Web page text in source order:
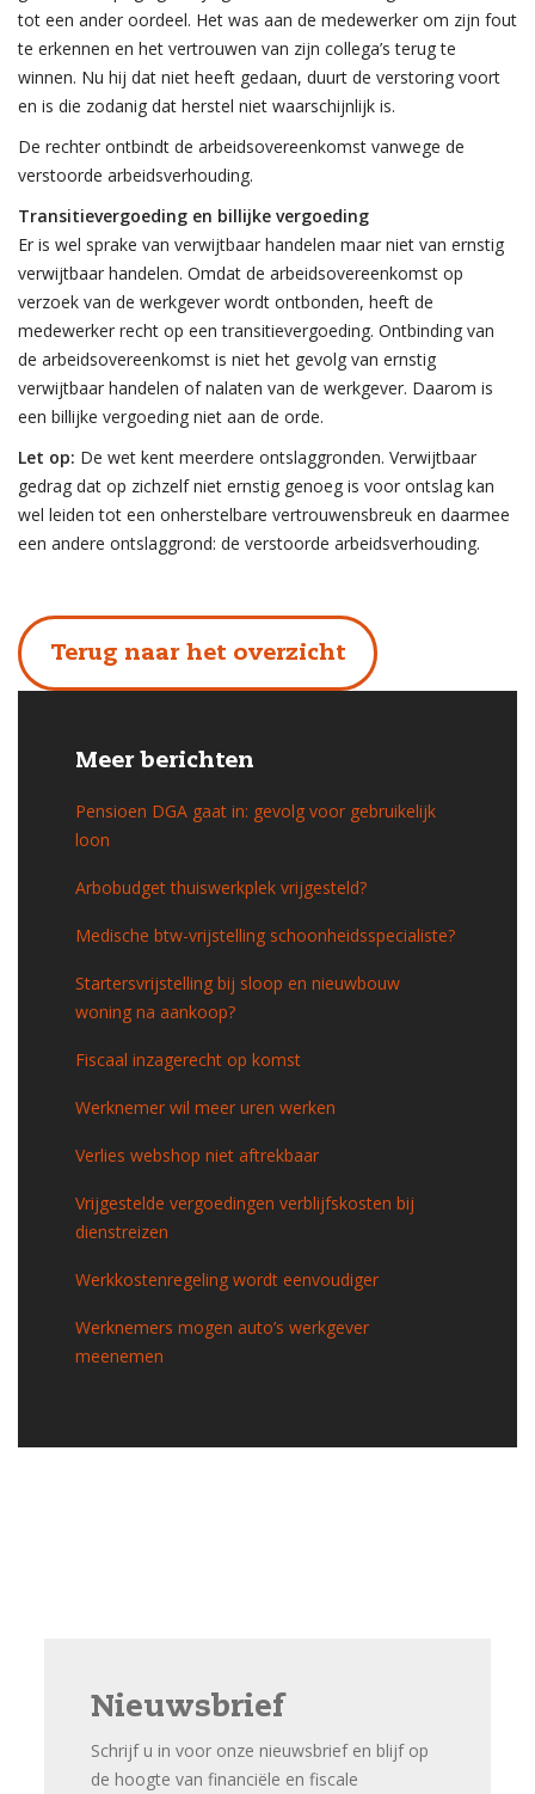
tot een ander oordeel. Het was aan de medewerker om zijn fout
te erkennen en het vertrouwen van zijn collega’s terug te
winnen. Nu hij dat niet heeft gedaan, duurt de verstoring voort
en is die zodanig dat herstel niet waarschijnlijk is.
De rechter ontbindt de arbeidsovereenkomst vanwege de
verstoorde arbeidsverhouding.
Transitievergoeding en billijke vergoeding
Er is wel sprake van verwijtbaar handelen maar niet van ernstig
verwijtbaar handelen. Omdat de arbeidsovereenkomst op
verzoek van de werkgever wordt ontbonden, heeft de
medewerker recht op een transitievergoeding. Ontbinding van
de arbeidsovereenkomst is niet het gevolg van ernstig
verwijtbaar handelen of nalaten van de werkgever. Daarom is
een billijke vergoeding niet aan de orde.
Let op: De wet kent meerdere ontslaggronden. Verwijtbaar
gedrag dat op zichzelf niet ernstig genoeg is voor ontslag kan
wel leiden tot een onherstelbare vertrouwensbreuk en daarmee
een andere ontslaggrond: de verstoorde arbeidsverhouding.
Terug naar het overzicht
Meer berichten
Pensioen DGA gaat in: gevolg voor gebruikelijk
loon
Arbobudget thuiswerkplek vrijgesteld?
Medische btw-vrijstelling schoonheidsspecialiste?
Startersvrijstelling bij sloop en nieuwbouw
woning na aankoop?
Fiscaal inzagerecht op komst
Werknemer wil meer uren werken
Verlies webshop niet aftrekbaar
Vrijgestelde vergoedingen verblijfskosten bij
dienstreizen
Werkkostenregeling wordt eenvoudiger
Werknemers mogen auto’s werkgever
meenemen
Nieuwsbrief
Schrijf u in voor onze nieuwsbrief en blijf op
de hoogte van financiële en fiscale